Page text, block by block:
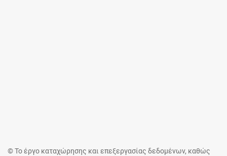
© Το έργο καταχώρησης και επεξεργασίας δεδομένων, καθώς